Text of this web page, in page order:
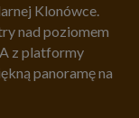
Klonówce.
nad poziomem
z platformy
panoramę na